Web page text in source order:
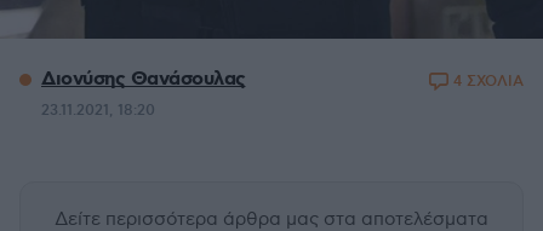
Διονύσης Θανάσουλας
23.11.2021, 18:20
4 ΣΧΟΛΙΑ
Δείτε περισσότερα άρθρα μας στα αποτελέσματα